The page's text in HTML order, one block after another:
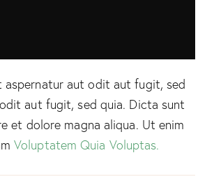
aut odit aut fugit, sed
aut fugit, sed quia. Dicta sunt
et dolore magna aliqua. Ut enim
Voluptatem Quia Voluptas.